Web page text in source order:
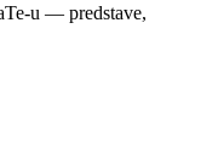
u — predstave,